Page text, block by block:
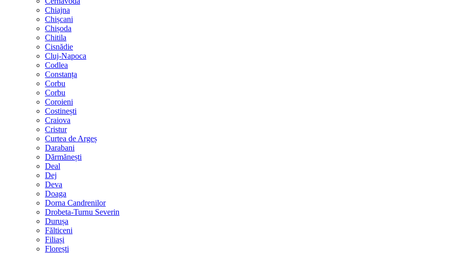
Chiajna
Chișcani
Chișoda
Chitila
Cisnădie
Cluj-Napoca
Codlea
Constanța
Corbu
Corbu
Coroieni
Costinești
Craiova
Cristur
Curtea de Argeș
Darabani
Dărmănești
Deal
Dej
Deva
Doaga
Dorna Candrenilor
Drobeta-Turnu Severin
Durușa
Fălticeni
Filiași
Florești